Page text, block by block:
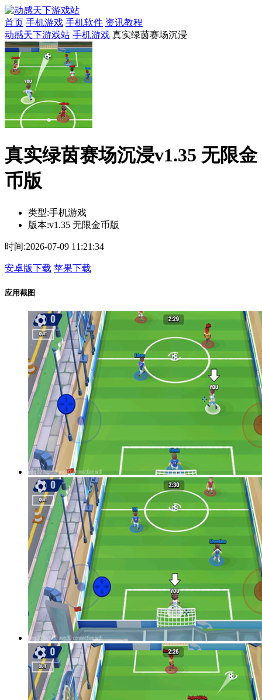
首页 手机游戏 手机软件 资讯教程
动感天下游戏站 手机游戏 真实绿茵赛场沉浸
真实绿茵赛场沉浸v1.35 无限金
币版
类型:手机游戏
版本:v1.35 无限金币版
时间:2026-07-09 11:21:34
安卓版下载 苹果下载
应用截图